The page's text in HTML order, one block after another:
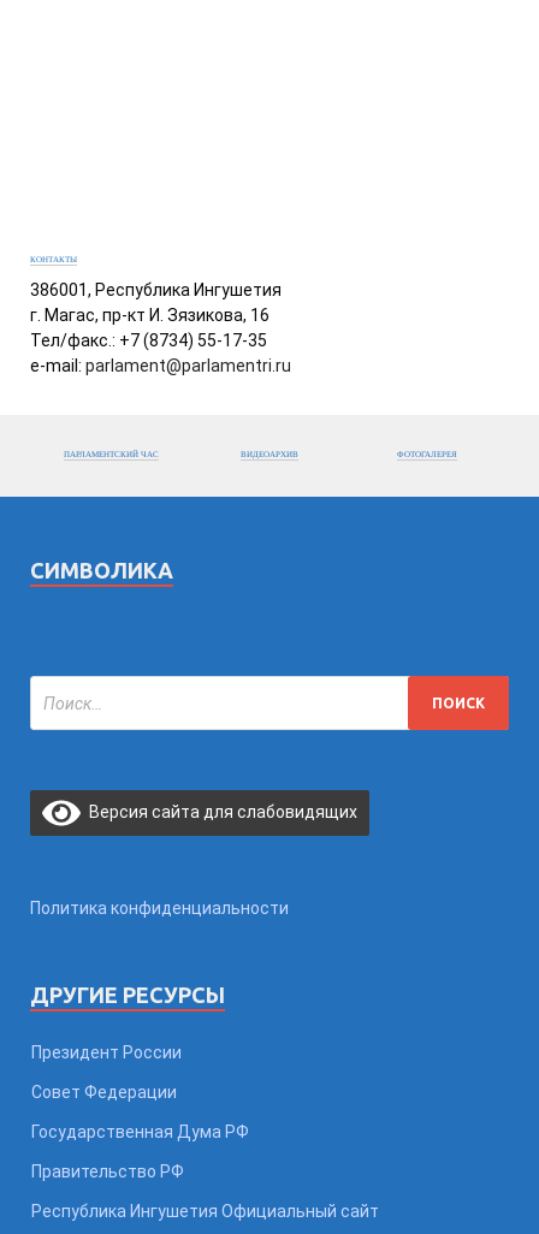
КОНТАКТЫ
386001, Республика Ингушетия
г. Магас, пр-кт И. Зязикова, 16
Тел/факс.: +7 (8734) 55-17-35
e-mail: parlament@parlamentri.ru
ПАРЛАМЕНТСКИЙ ЧАС ВИДЕОАРХИВ ФОТОГАЛЕРЕЯ
СИМВОЛИКА
Версия сайта для слабовидящих
Политика конфиденциальности
ДРУГИЕ РЕСУРСЫ
Президент России
Совет Федерации
Государственная Дума РФ
Правительство РФ
Республика Ингушетия Официальный сайт